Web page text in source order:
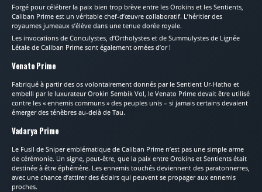
Forgé pour célébrer la paix bien trop brève entre les Orokins et les Sentients,
Caliban Prime est un véritable chef-d’œuvre collaboratif. L’héritier des
royaumes jumeaux s’élève dans une tenue dorée royale.
Les invocations de Conculystes, d’Ortholystes et de Summulystes de Lignée
Létale de Caliban Prime sont également ornées d’or !
Venato Prime
Fabriqué à partir des os volontairement donnés par le Sentient Ur-Hatho et
embelli par le luxurateur Orokin Sembik Vol, le Venato Prime devait être utilisé
contre les « ennemis communs » des peuples unis – si jamais certains devaient
émerger des ténèbres au-delà de Tau.
Vadarya Prime
Le Fusil de Sniper emblématique de Caliban Prime n’est pas une simple arme
de cérémonie. Un signe, peut-être, que la paix entre Orokins et Sentients était
destinée à être éphémère. Les ennemis touchés deviennent des paratonnerres,
avec une chance d’attirer des éclairs qui peuvent se propager aux ennemis
proches.